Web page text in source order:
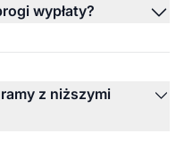
wypłaty?
z niższymi